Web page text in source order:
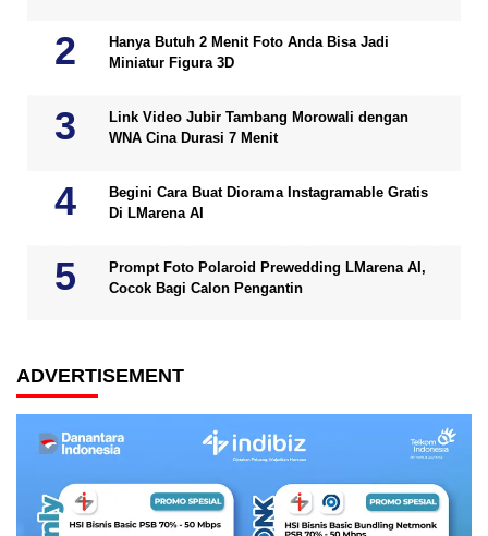
Hanya Butuh 2 Menit Foto Anda Bisa Jadi
Miniatur Figura 3D
Link Video Jubir Tambang Morowali dengan
WNA Cina Durasi 7 Menit
Begini Cara Buat Diorama Instagramable Gratis
Di LMarena AI
Prompt Foto Polaroid Prewedding LMarena AI,
Cocok Bagi Calon Pengantin
ADVERTISEMENT